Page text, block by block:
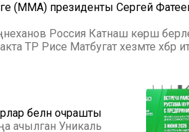
(MMA) президенты Сергей
Россия Катнаш көрәш
Рәисе Матбугат хезмәте хәбәр
белән очрашты
ачылган Уникаль